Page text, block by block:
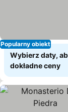
Popularny obiekt
Wybierz daty,
dokładne ceny